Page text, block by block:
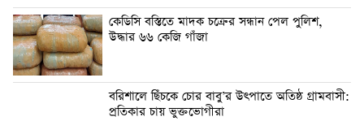
কেডিসি বস্তিতে মাদক চক্রের সন্ধান পেল পুলিশ,
উদ্ধার ৬৬ কেজি গাঁজা
বরিশালে ছিঁচকে চোর বাবু’র উৎপাতে অতিষ্ঠ গ্রামবাসী:
প্রতিকার চায় ভুক্তভোগীরা